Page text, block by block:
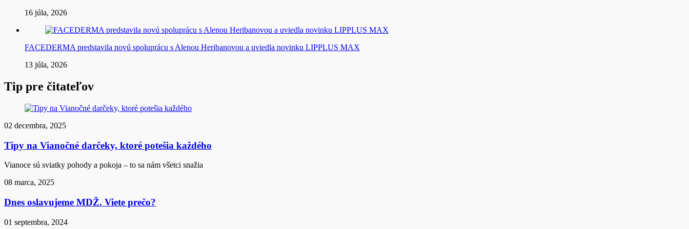
16 júla, 2026
FACEDERMA predstavila novú spoluprácu s Alenou Heribanovou a uviedla novinku LIPPLUS MAX
13 júla, 2026
Tip pre čitateľov
02 decembra, 2025
Tipy na Vianočné darčeky, ktoré potešia každého
Vianoce sú sviatky pohody a pokoja – to sa nám všetci snažia
08 marca, 2025
Dnes oslavujeme MDŽ. Viete prečo?
01 septembra, 2024